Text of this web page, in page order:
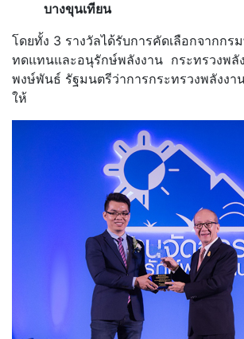
บางขุนเทียน
โดยทั้ง 3 รางวัลได้รับการคัดเลือกจากก
ทดแทนและอนุรักษ์พลังงาน กระทรวงพลั
พงษ์พันธ์ รัฐมนตรีว่าการกระทรวงพลังงา
ให้